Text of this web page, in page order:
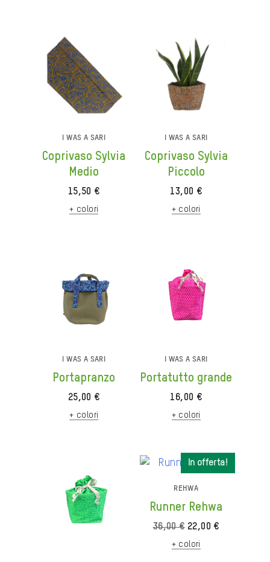
I WAS A SARI
Coprivaso Sylvia
Medio
15,50 €
+ colori
I WAS A SARI
Coprivaso Sylvia
Piccolo
13,00 €
+ colori
I WAS A SARI
Portapranzo
25,00 €
+ colori
I WAS A SARI
Portatutto grande
16,00 €
+ colori
In offerta!
In offerta!
REHWA
Runner Rehwa
36,00€
originale
22,00 €
+ colori